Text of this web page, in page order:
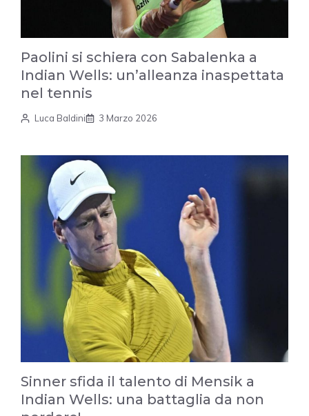
Paolini si schiera con Sabalenka a
Indian Wells: un’alleanza inaspettata
nel tennis
Luca Baldini 3 Marzo 2026
Sinner sfida il talento di Mensik a
Indian Wells: una battaglia da non